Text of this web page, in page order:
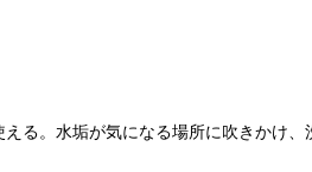
る。水垢が気になる場所に吹きかけ